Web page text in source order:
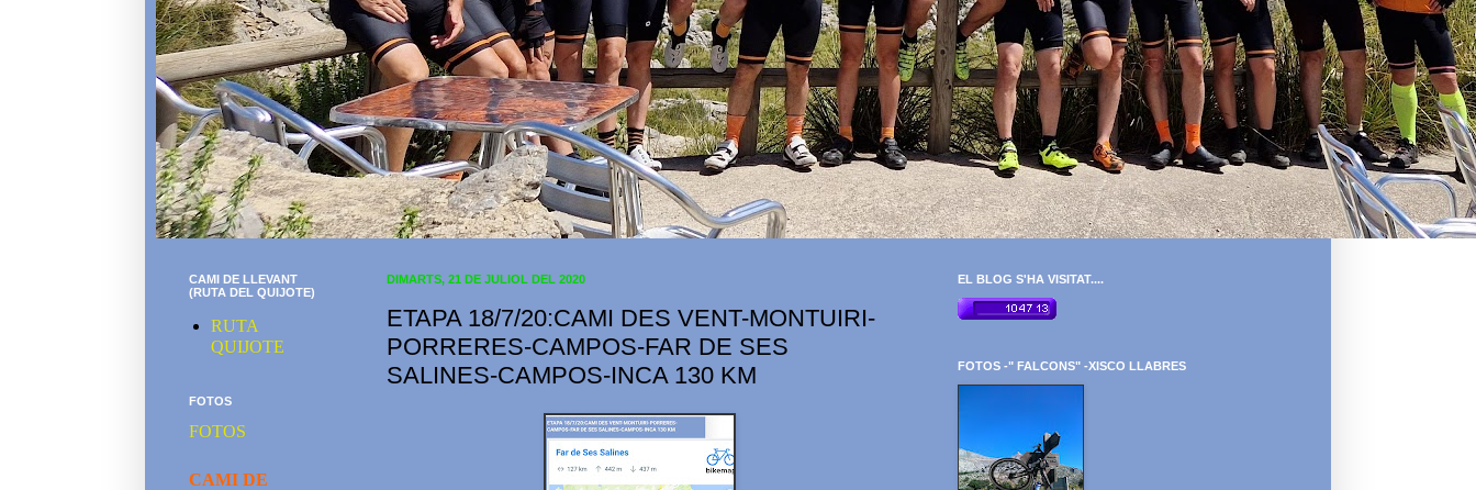
DIMARTS, 21 DE JULIOL DEL 2020
ETAPA 18/7/20:CAMI DES VENT-MONTUIRI-
PORRERES-CAMPOS-FAR DE SES
SALINES-CAMPOS-INCA 130 KM
CAMI DE LLEVANT
(RUTA DEL QUIJOTE)
RUTA
QUIJOTE
FOTOS
FOTOS
CAMI DE
EL BLOG S'HA VISITAT....
FOTOS -" FALCONS" -XISCO LLABRES